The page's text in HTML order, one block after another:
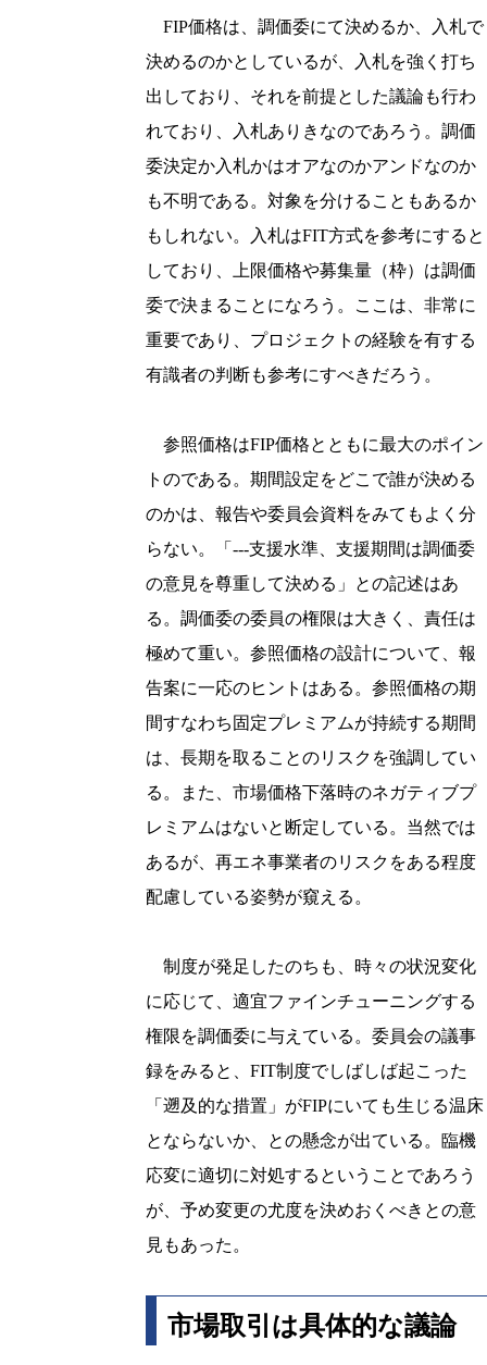
FIP価格は、調価委にて決めるか、入札で
決めるのかとしているが、入札を強く打ち
出しており、それを前提とした議論も行わ
れており、入札ありきなのであろう。調価
委決定か入札かはオアなのかアンドなのか
も不明である。対象を分けることもあるか
もしれない。入札はFIT方式を参考にすると
しており、上限価格や募集量（枠）は調価
委で決まることになろう。ここは、非常に
重要であり、プロジェクトの経験を有する
有識者の判断も参考にすべきだろう。
参照価格はFIP価格とともに最大のポイン
トのである。期間設定をどこで誰が決める
のかは、報告や委員会資料をみてもよく分
らない。「---支援水準、支援期間は調価委
の意見を尊重して決める」との記述はあ
る。調価委の委員の権限は大きく、責任は
極めて重い。参照価格の設計について、報
告案に一応のヒントはある。参照価格の期
間すなわち固定プレミアムが持続する期間
は、長期を取ることのリスクを強調してい
る。また、市場価格下落時のネガティブプ
レミアムはないと断定している。当然では
あるが、再エネ事業者のリスクをある程度
配慮している姿勢が窺える。
制度が発足したのちも、時々の状況変化
に応じて、適宜ファインチューニングする
権限を調価委に与えている。委員会の議事
録をみると、FIT制度でしばしば起こった
「遡及的な措置」がFIPにいても生じる温床
とならないか、との懸念が出ている。臨機
応変に適切に対処するということであろう
が、予め変更の尤度を決めおくべきとの意
見もあった。
市場取引は具体的な議論